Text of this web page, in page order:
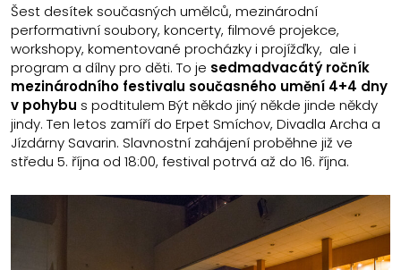
Šest desítek současných umělců, mezinárodní
performativní soubory, koncerty, filmové projekce,
workshopy, komentované procházky i projížďky, ale i
program a dílny pro děti. To je sedmadvacátý ročník
mezinárodního festivalu současného umění 4+4 dny
v pohybu s podtitulem Být někdo jiný někde jinde někdy
jindy. Ten letos zamíří do Erpet Smíchov, Divadla Archa a
Jízdárny Savarin. Slavnostní zahájení proběhne již ve
středu 5. října od 18:00, festival potrvá až do 16. října.